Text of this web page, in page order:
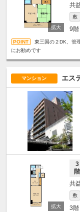
敷
9階
東三国の２DK、管
にお勧めです
マンション エス
3
階
敷
3階